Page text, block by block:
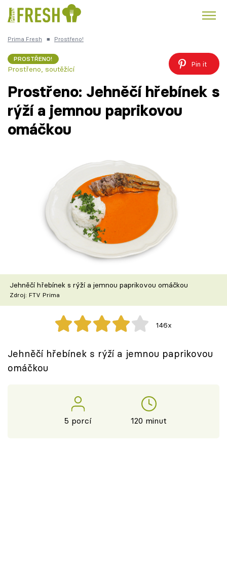
Česká kuchyně
Témata
TV Program
Škola vaření
Speciál: Cuketa
Těhotnej kuchař
Přihlášení
Prima Fresh ■ Prostřeno!
PROSTŘENO!
Prostřeno, soutěžící
Pin it
Prostřeno: Jehněčí hřebínek s
rýží a jemnou paprikovou
omáčkou
Jehněčí hřebínek s rýží a jemnou paprikovou omáčkou
Zdroj: FTV Prima
146x
Jehněčí hřebínek s rýží a jemnou paprikovou
omáčkou
5 porcí 120 minut